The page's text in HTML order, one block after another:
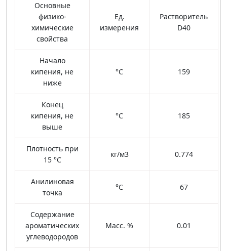
Основные
физико-
химические
свойства
Ед.
измерения
Растворитель
D40
Начало
кипения, не
ниже
°С 159
Конец
кипения, не
выше
°С 185
Плотность при
15 °С
кг/м3 0.774
Анилиновая
точка
°С 67
Содержание
ароматических
углеводородов
Масс. % 0.01